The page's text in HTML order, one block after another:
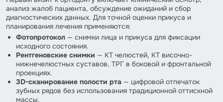
анализ жалоб пациента, обсуждение ожиданий и сбор
диагностических данных. Для точной оценки прикуса и
планирования лечения применяются:
Фотопротокол — снимки лица и прикуса для фиксации
исходного состояния.
Рентгеновские снимки — КТ челюстей, КТ височно-
нижнечелюстных суставов, ТРГ в боковой и фронтальной
проекциях.
3D-сканирование полости рта — цифровой отпечаток
зубных рядов без использования традиционной оттискной
массы.